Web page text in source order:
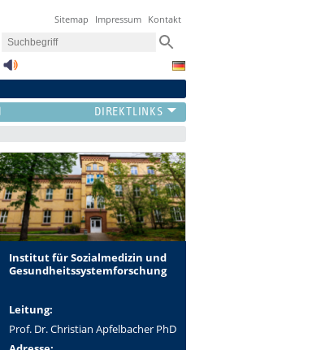
Sitemap Impressum Kontakt
Institut für Sozialmedizin und
Gesundheitssystemforschung
Leitung:
Prof. Dr. Christian Apfelbacher PhD